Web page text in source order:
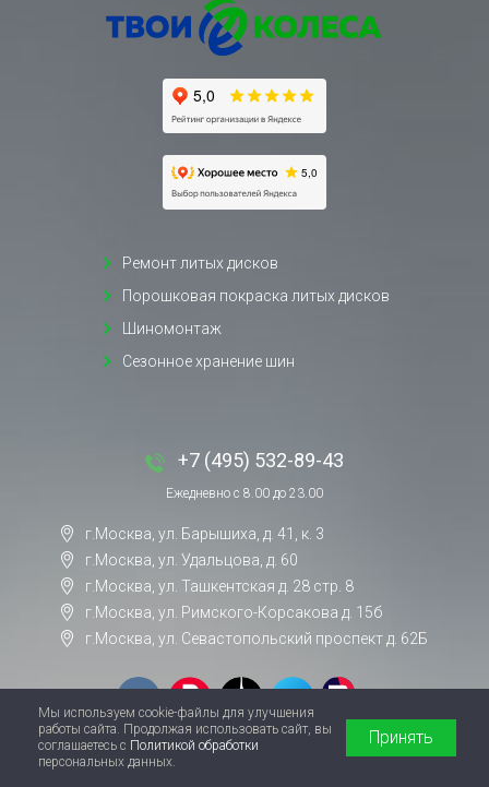
Ремонт литых дисков
Порошковая покраска литых дисков
Шиномонтаж
Сезонное хранение шин
+7 (495) 532-89-43
Ежедневно с 8.00 до 23.00
г.Москва, ул. Барышиха, д. 41, к. 3
г.Москва, ул. Удальцова, д. 60
г.Москва, ул. Ташкентская д. 28 стр. 8
г.Москва, ул. Римского-Корсакова д. 15б
г.Москва, ул. Севастопольский проспект д. 62Б
Мы используем cookie-файлы для улучшения
работы сайта. Продолжая использовать сайт, вы
соглашаетесь с Политикой обработки
персональных данных.
Принять